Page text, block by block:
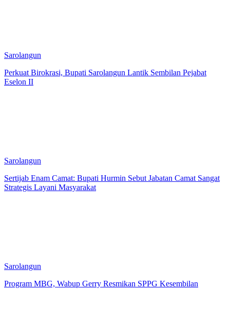
Sarolangun
Perkuat Birokrasi, Bupati Sarolangun Lantik Sembilan Pejabat
Eselon II
Sarolangun
Sertijab Enam Camat: Bupati Hurmin Sebut Jabatan Camat Sangat
Strategis Layani Masyarakat
Sarolangun
Program MBG, Wabup Gerry Resmikan SPPG Kesembilan